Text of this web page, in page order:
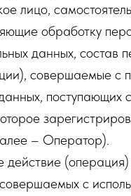
лицо,
обработку
данных, состав
совершаемые с
поступающих
– Оператор).
действие (операция)
с